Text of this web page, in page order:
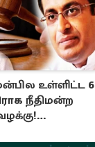
உள்ளிட்ட 6
நீதிமன்ற